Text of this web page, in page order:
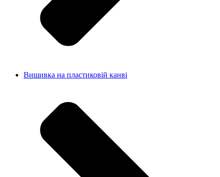
Вишивка на пластиковій канві